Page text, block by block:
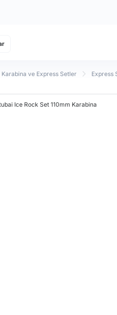
Karabina ve Express Setler Express